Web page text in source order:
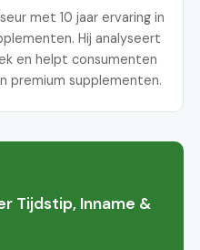
met 10 jaar ervaring in
Hij analyseert
en helpt consumenten
premium supplementen.
Tijdstip, Inname &